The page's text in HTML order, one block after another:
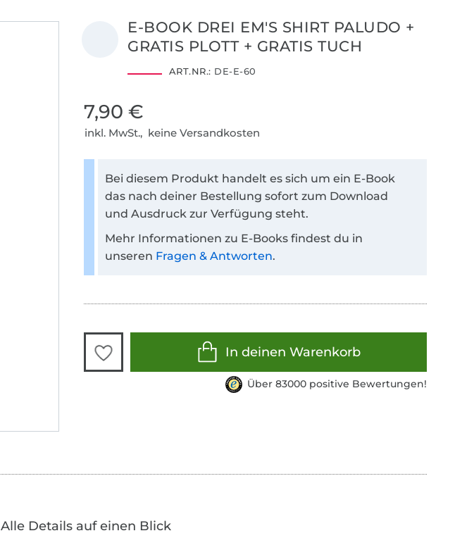
E-BOOK DREI EM'S SHIRT PALUDO +
GRATIS PLOTT + GRATIS TUCH
ART.NR.: DE-E-60
7,90 €
inkl. MwSt., keine Versandkosten
Bei diesem Produkt handelt es sich um ein E-Book
das nach deiner Bestellung sofort zum Download
und Ausdruck zur Verfügung steht.
Mehr Informationen zu E-Books findest du in
unseren Fragen & Antworten.
In deinen Warenkorb
Über 83000 positive Bewertungen!
Alle Details auf einen Blick